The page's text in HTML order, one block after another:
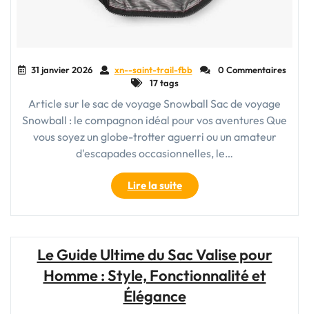
31 janvier 2026 xn--saint-trail-fbb
0 Commentaires
17 tags
Article sur le sac de voyage Snowball Sac de voyage
Snowball : le compagnon idéal pour vos aventures Que
vous soyez un globe-trotter aguerri ou un amateur
d'escapades occasionnelles, le…
Lire la suite"Découvrez
le
sac
Snowball
:
Votre
compagnon
Le Guide Ultime du Sac Valise pour
Homme : Style, Fonctionnalité et
Élégance